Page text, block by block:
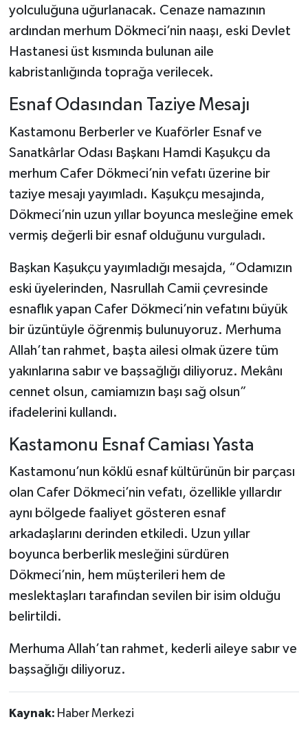
yolculuğuna uğurlanacak. Cenaze namazının
ardından merhum Dökmeci’nin naaşı, eski Devlet
Hastanesi üst kısmında bulunan aile
kabristanlığında toprağa verilecek.
Esnaf Odasından Taziye Mesajı
Kastamonu Berberler ve Kuaförler Esnaf ve
Sanatkârlar Odası Başkanı Hamdi Kaşukçu da
merhum Cafer Dökmeci’nin vefatı üzerine bir
taziye mesajı yayımladı. Kaşukçu mesajında,
Dökmeci’nin uzun yıllar boyunca mesleğine emek
vermiş değerli bir esnaf olduğunu vurguladı.
Başkan Kaşukçu yayımladığı mesajda, “Odamızın
eski üyelerinden, Nasrullah Camii çevresinde
esnaflık yapan Cafer Dökmeci’nin vefatını büyük
bir üzüntüyle öğrenmiş bulunuyoruz. Merhuma
Allah’tan rahmet, başta ailesi olmak üzere tüm
yakınlarına sabır ve başsağlığı diliyoruz. Mekânı
cennet olsun, camiamızın başı sağ olsun”
ifadelerini kullandı.
Kastamonu Esnaf Camiası Yasta
Kastamonu’nun köklü esnaf kültürünün bir parçası
olan Cafer Dökmeci’nin vefatı, özellikle yıllardır
aynı bölgede faaliyet gösteren esnaf
arkadaşlarını derinden etkiledi. Uzun yıllar
boyunca berberlik mesleğini sürdüren
Dökmeci’nin, hem müşterileri hem de
meslektaşları tarafından sevilen bir isim olduğu
belirtildi.
Merhuma Allah’tan rahmet, kederli aileye sabır ve
başsağlığı diliyoruz.
Kaynak: Haber Merkezi